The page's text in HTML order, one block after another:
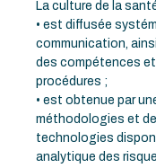
La culture de la
• est diffusée
communication,
des compétences
procédures ;
• est obtenue par
méthodologies et
technologies
analytique des